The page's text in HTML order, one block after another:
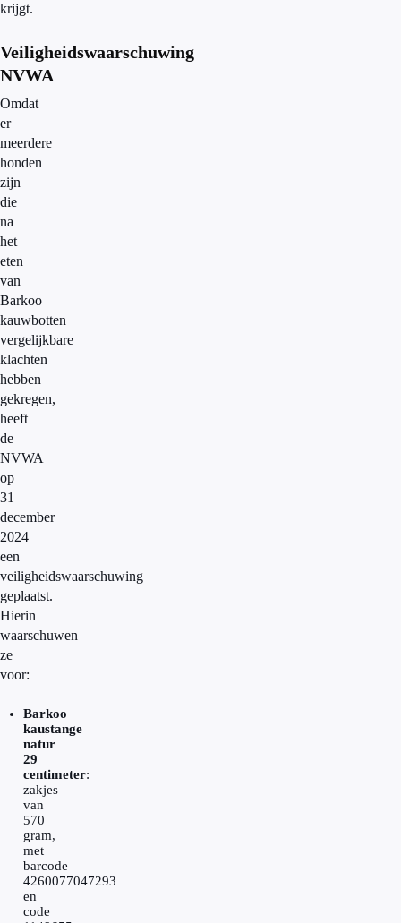
krijgt.
Veiligheidswaarschuwing
NVWA
Omdat
er
meerdere
honden
zijn
die
na
het
eten
van
Barkoo
kauwbotten
vergelijkbare
klachten
hebben
gekregen,
heeft
de
NVWA
op
31
december
2024
een
veiligheidswaarschuwing
geplaatst.
Hierin
waarschuwen
ze
voor:
Barkoo
kaustange
natur
29
centimeter:
zakjes
van
570
gram,
met
barcode
4260077047293
en
code